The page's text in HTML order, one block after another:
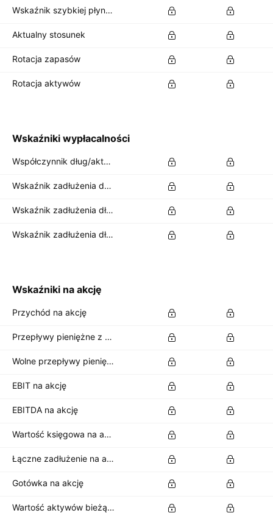
Wskaźnik szybkiej płynności finansowej
Aktualny stosunek
Rotacja zapasów
Rotacja aktywów
Wskaźniki wypłacalności
Współczynnik dług/aktywa
Wskaźnik zadłużenia do kapitału
Wskaźnik zadłużenia długoterminowego do aktywów ogółem
Wskaźnik zadłużenia długoterminowego do kapitału własnego ogółem
Wskaźniki na akcję
Przychód na akcję
Przepływy pieniężne z działalności operacyjnej na akcję
Wolne przepływy pieniężne na akcję
EBIT na akcję
EBITDA na akcję
Wartość księgowa na akcję
Łączne zadłużenie na akcję
Gotówka na akcję
Wartość aktywów bieżących netto na akcję